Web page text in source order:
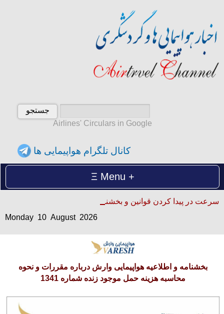
Airlines' Circulars in Google
کانال تلگرام هواپیمایی ها
Menu
سرعت در پیدا کردن قوانین و بخشنامه ها
Monday 10 August 2026
Monday 10 August 2026
بخشنامه و اطلاعیه هواپیمایی وارش درباره مقررات و نحوه
محاسبه هزینه حمل موجود زنده شماره 1341